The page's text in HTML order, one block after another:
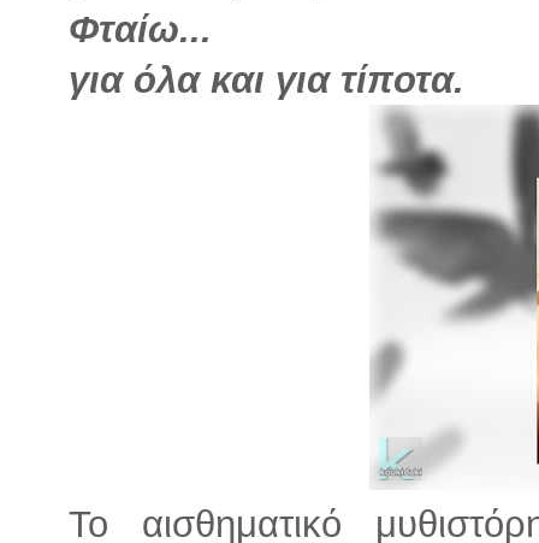
Φταίω...
για όλα και για τίποτα.
Το αισθηματικό